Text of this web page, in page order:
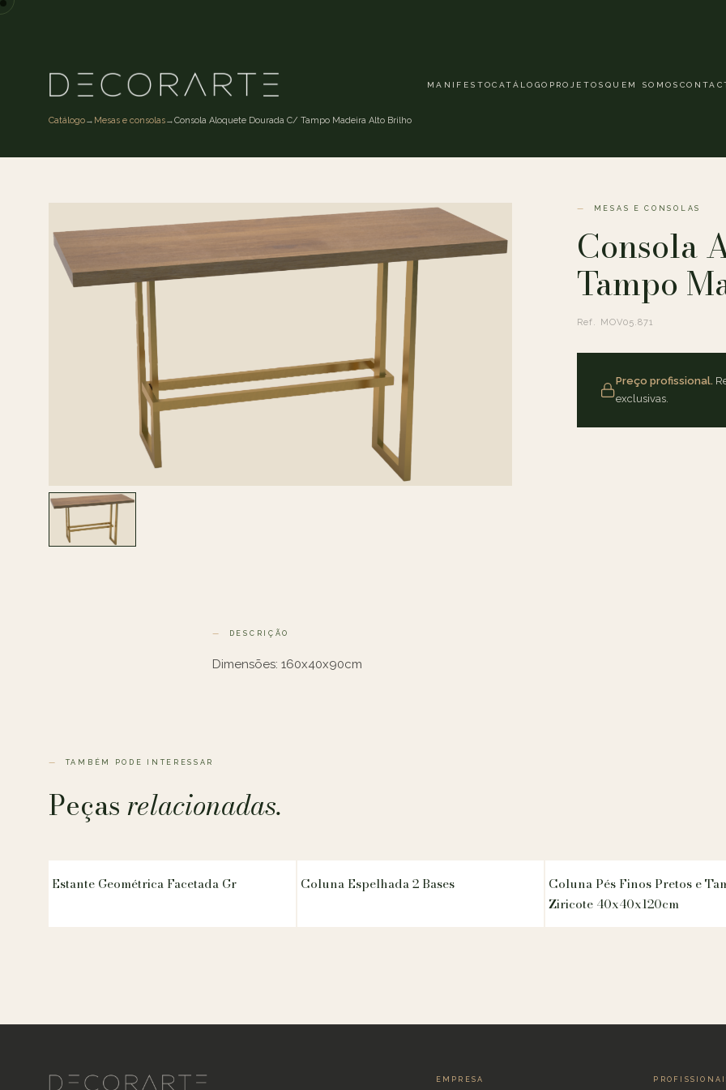
MANIFESTOCATÁLOGO PROJETOS QUEM SOMOS
Catálogo→ Mesas e consolas→Consola Aloquete Dourada C/ Tampo Madeira Alto Brilho
MESAS E CONSOLAS
Consola
Tampo
Ref. MOV05.871
Preço profissional.
exclusivas.
DESCRIÇÃO
Dimensões: 160x40x90cm
TAMBÉM PODE INTERESSAR
Peçasrelacionadas.
Estante Geométrica Facetada Gr Coluna Espelhada 2 Bases
Coluna Pés Finos Pretos e
Ziricote 40x40x120cm
EMPRESA